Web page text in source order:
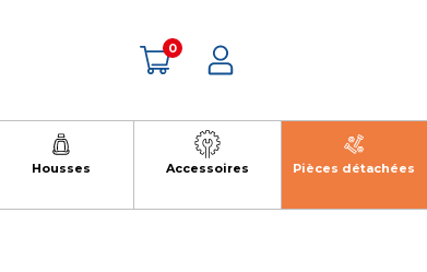
0
Housses Accessoires Pièces détachées